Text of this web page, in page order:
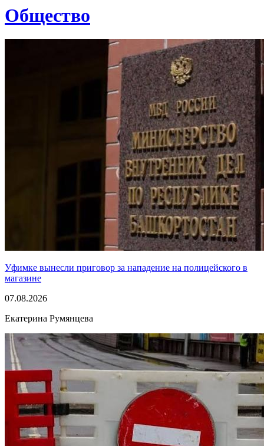
Общество
Уфимке вынесли приговор за нападение на полицейского в
магазине
07.08.2026
Екатерина Румянцева